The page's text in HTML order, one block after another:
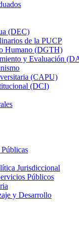
(DEC)
de la PUCP
Humano (DGTH)
y Evaluación
(CAPU)
(DCI)
Jurisdiccional
Públicos
y Desarrollo